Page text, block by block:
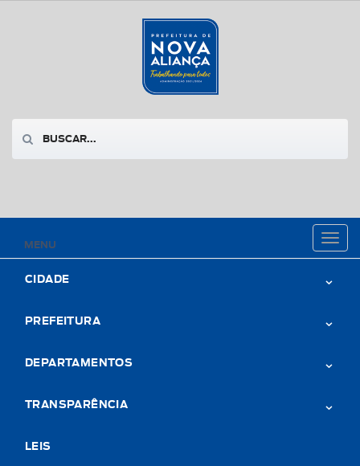
MENU
Toggle
CIDADE
PREFEITURA
DEPARTAMENTOS
TRANSPARÊNCIA
LEIS